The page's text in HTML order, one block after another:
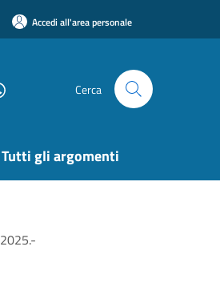
Accedi all'area personale
Cerca
Tutti gli argomenti